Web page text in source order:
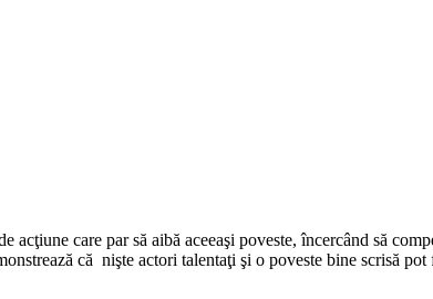
care par să aibă aceeaşi poveste, încercând să
că nişte actori talentaţi şi o poveste bine scrisă